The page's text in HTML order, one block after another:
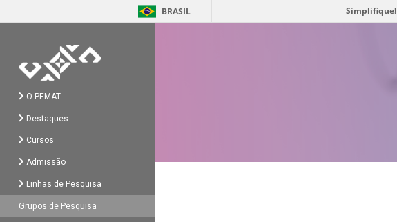
BRASIL Simplifique!
O PEMAT
Destaques
Cursos
Admissão
Linhas de Pesquisa
Grupos de Pesquisa